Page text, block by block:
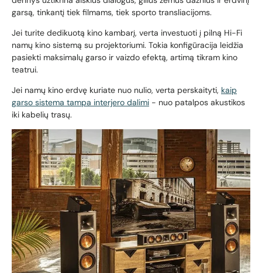
garsą, tinkantį tiek filmams, tiek sporto transliacijoms.
Jei turite dedikuotą kino kambarį, verta investuoti į pilną Hi-Fi
namų kino sistemą su projektoriumi. Tokia konfigūracija leidžia
pasiekti maksimalų garso ir vaizdo efektą, artimą tikram kino
teatrui.
Jei namų kino erdvę kuriate nuo nulio, verta perskaityti, kaip
garso sistema tampa interjero dalimi - nuo patalpos akustikos
iki kabelių trasų.